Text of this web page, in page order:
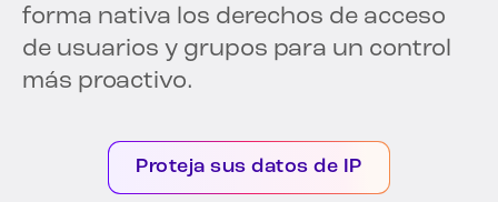
forma nativa los derechos de acceso
de usuarios y grupos para un control
más proactivo.
Proteja sus datos de IP